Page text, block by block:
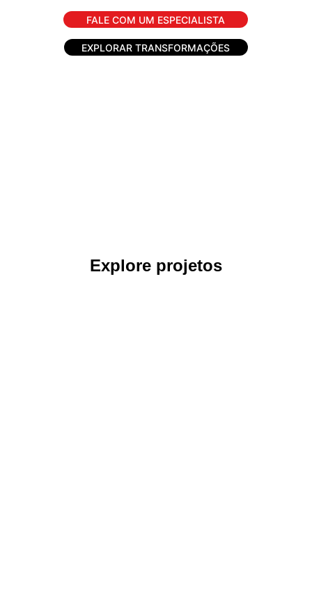
FALE COM UM ESPECIALISTA
EXPLORAR TRANSFORMAÇÕES
Explore projetos